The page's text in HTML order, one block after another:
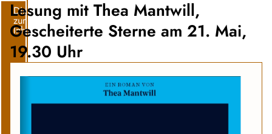
Direkt
zum
Inhalt
Lesung mit Thea Mantwill,
Gescheiterte Sterne am 21. Mai,
19.30 Uhr